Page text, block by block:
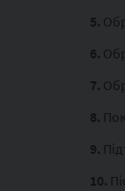
5.
6.
7.
8.
9.
10.